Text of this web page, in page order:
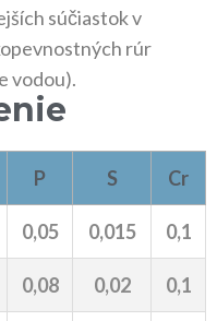
súčiastok v
rúr
vodou).
P S Cr
0,05 0,015 0,1
0,08 0,02 0,1